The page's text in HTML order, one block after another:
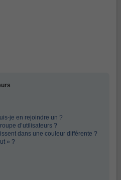
je en rejoindre un ?
d’utilisateurs ?
dans une couleur différente ?
» ?